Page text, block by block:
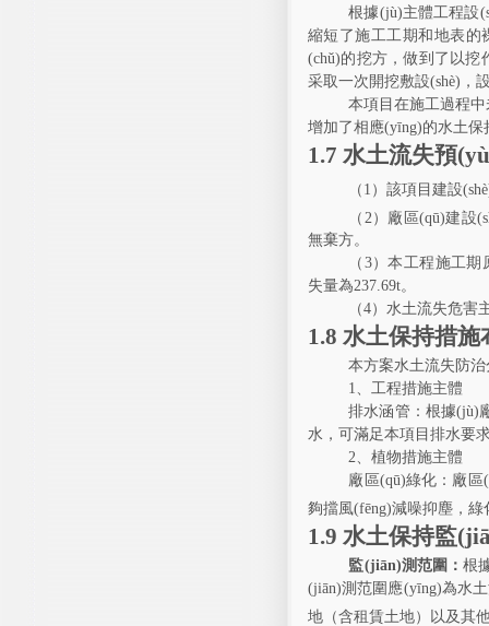
根據(jù)主體工程設
縮短了施工工期和地表的
(chǔ)的挖方，做到了以挖作填
采取一次開挖敷設(shè)，設
本項目在施工過程
增加了相應(yīng)的水土保
1.7 水土流失預
（ 1 ）該項目建設
（ 2 ）廠區(qū)建設
無棄方。
（ 3）本工程施工期
失量為237.69t。
（4）水土流失危害
1.8 水土保持措施
本方案水土流失防
1、工程措施主體
排水涵管 ：根據(jù)
水，可滿足本項目排水要
2、植物措施主體
廠區(qū)綠化：廠區
夠擋風(fēng)減噪抑塵，
1.9 水土保持監
監(jiān)測范圍：根
(jiān)測范圍應(yīng)為水土
地（含租賃土地）以及其